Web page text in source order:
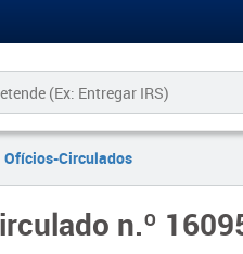
Ofícios-Circulados
n.º